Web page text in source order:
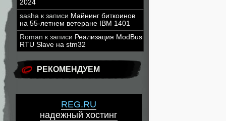
2024
sasha к записи Майнинг биткоинов
на 55-летнем ветеране IBM 1401
Roman к записи Реализация ModBus
RTU Slave на stm32
РЕКОМЕНДУЕМ
REG.RU
надежный хостинг